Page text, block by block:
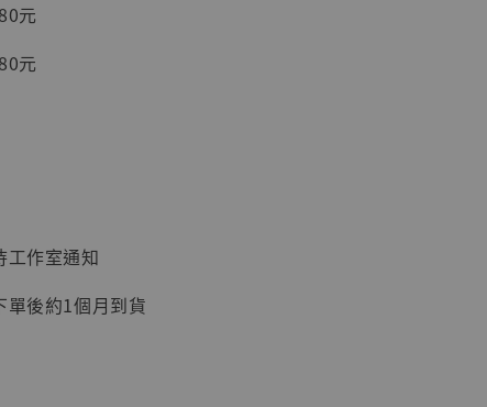
偶 讓子
元
元
作室通知
後約1個月到貨